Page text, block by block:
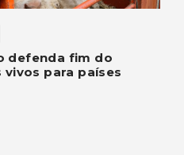
defenda fim do
para países